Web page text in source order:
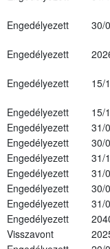
Engedélyezett 30/
Engedélyezett
Engedélyezett 15/
Engedélyezett
15/
Engedélyezett
31/
Engedélyezett
30/
Engedélyezett
31/
Engedélyezett
31/
Engedélyezett
30/
Engedélyezett
31/
Engedélyezett
Visszavont